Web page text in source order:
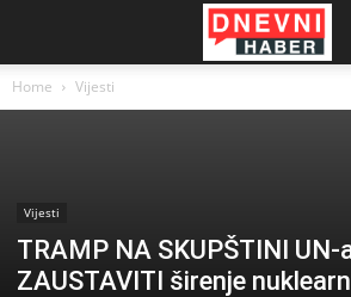
Home Vijesti
Vijesti
TRAMP NA SKUPŠTINI UN-
ZAUSTAVITI širenje